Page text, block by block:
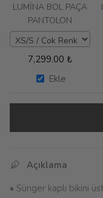
LUMİNA BOL PAÇA
PANTOLON
7,299.00 ₺
Ekle
Açıklama
• Sünger kaplı bikini